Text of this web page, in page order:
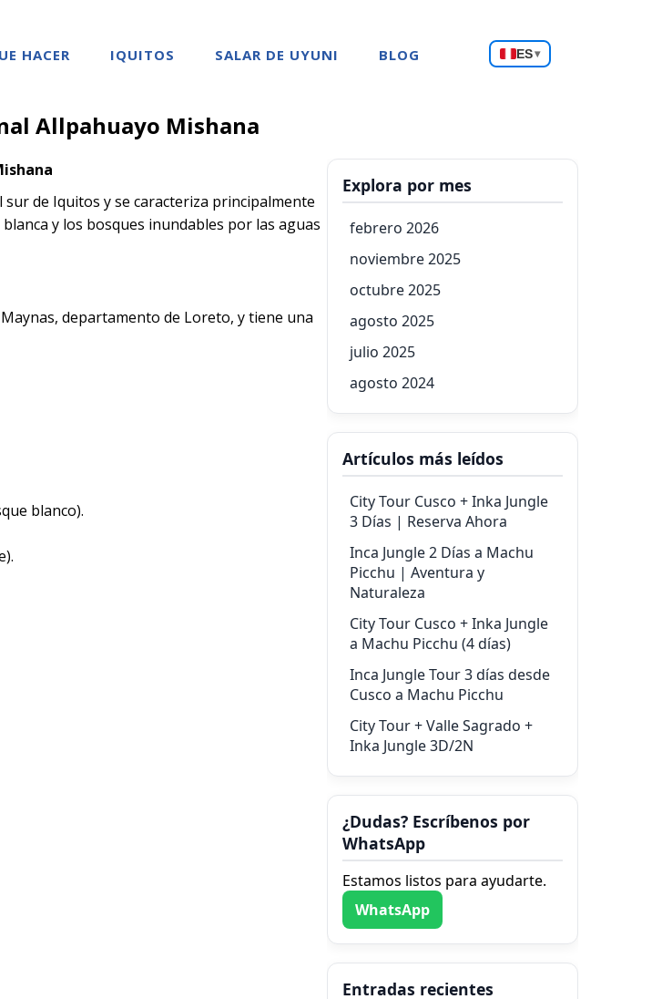
HACER IQUITOS SALAR DE UYUNI BLOG
Choose
a
ES▾
Allpahuayo Mishana
de Iquitos y se caracteriza principalmente
y los bosques inundables por las aguas
departamento de Loreto, y tiene una
blanco).
Explora por mes
febrero 2026
noviembre 2025
octubre 2025
agosto 2025
julio 2025
agosto 2024
Artículos más leídos
City Tour Cusco + Inka Jungle
3 Días | Reserva Ahora
Inca Jungle 2 Días a Machu
Picchu | Aventura y
Naturaleza
City Tour Cusco + Inka Jungle
a Machu Picchu (4 días)
Inca Jungle Tour 3 días desde
Cusco a Machu Picchu
City Tour + Valle Sagrado +
Inka Jungle 3D/2N
¿Dudas? Escríbenos por
WhatsApp
Estamos listos para ayudarte.
WhatsApp
Entradas recientes